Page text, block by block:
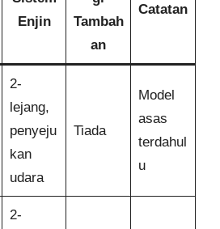
Enjin
Tambah
an
Catatan
2-
lejang,
penyeju
kan
udara
Tiada
Model
asas
terdahul
u
2-